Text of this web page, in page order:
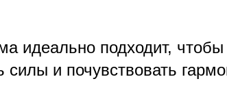
идеально подходит, чтобы
силы и почувствовать